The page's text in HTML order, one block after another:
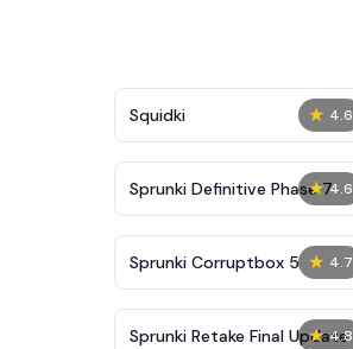
★ 4.6
Squidki
★ 4.6
Sprunki Definitive Phase 7
★ 4.7
Sprunki Corruptbox 5
★ 4.8
Sprunki Retake Final Update